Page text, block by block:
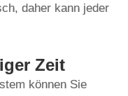
daher kann jeder
Zeit
können Sie